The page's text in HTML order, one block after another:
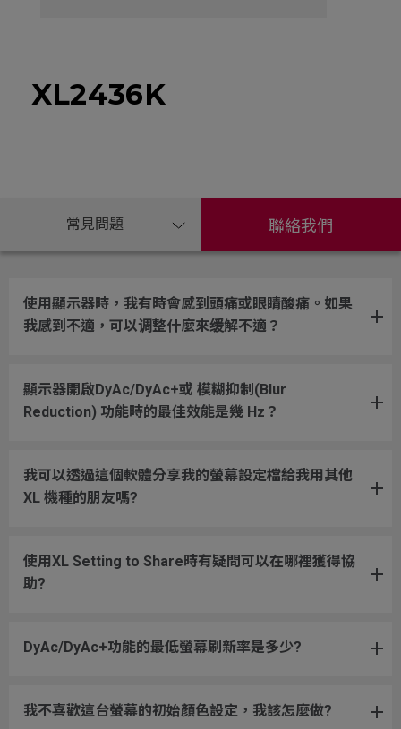
XL2436K
常見問題 聯絡我們
使用顯示器時，我有時會感到頭痛或眼睛酸痛。如果
我感到不適，可以调整什麼來缓解不適？
顯示器開啟DyAc/DyAc+或 模糊抑制(Blur
Reduction) 功能時的最佳效能是幾 Hz？
我可以透過這個軟體分享我的螢幕設定檔給我用其他
XL 機種的朋友嗎?
使用XL Setting to Share時有疑問可以在哪裡獲得協
助?
DyAc/DyAc+功能的最低螢幕刷新率是多少?
我不喜歡這台螢幕的初始顏色設定，我該怎麼做?